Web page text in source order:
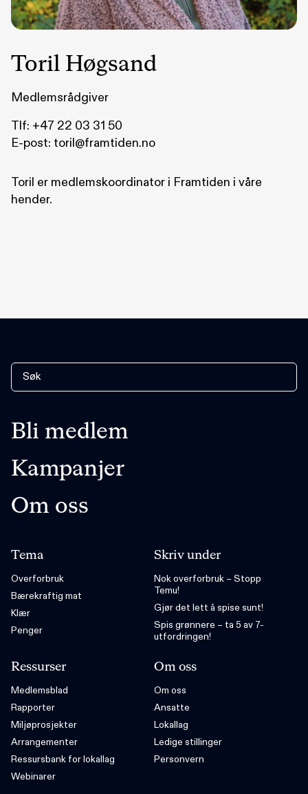
Toril Høgsand
Medlemsrådgiver
Tlf: +47 22 03 31 50
E-post: toril@framtiden.no
Toril er medlemskoordinator i Framtiden i våre
hender.
Bli medlem
Kampanjer
Om oss
Tema
Overforbruk
Bærekraftig mat
Klær
Penger
Skriv under
Nok overforbruk – Stopp
Temu!
Gjør det lett å spise sunt!
Spis grønnere – ta 5 av 7-
utfordringen!
Ressurser
Medlemsblad
Rapporter
Miljøprosjekter
Arrangementer
Ressursbank for lokallag
Webinarer
Om oss
Om oss
Ansatte
Lokallag
Ledige stillinger
Personvern